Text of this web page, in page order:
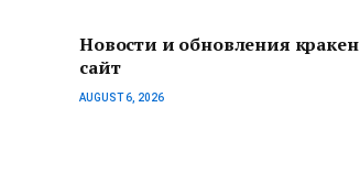
Новости и обновления кракен
сайт
AUGUST 6, 2026